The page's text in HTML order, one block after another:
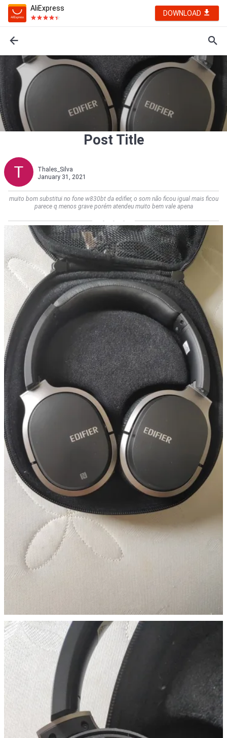
AliExpress
DOWNLOAD
Post Title
Thales_Silva
January 31, 2021
muito bom substitui no fone w830bt da edifier, o som não ficou igual mais ficou
parece q menos grave porém atendeu muito bem vale apena